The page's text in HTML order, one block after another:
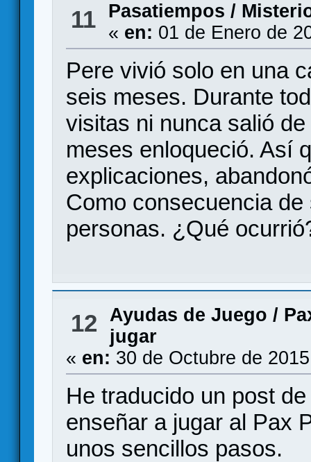
11 Pasatiempos /
« en: 01 de Enero de
Pere vivió solo en una
seis meses. Durante
visitas ni nunca salió
meses enloqueció. Así
explicaciones,
Como consecuencia
personas. ¿Qué
12 Ayudas de Juego /
jugar
« en: 30 de Octubre de
He traducido un post
enseñar a jugar al Pax
unos sencillos pasos.